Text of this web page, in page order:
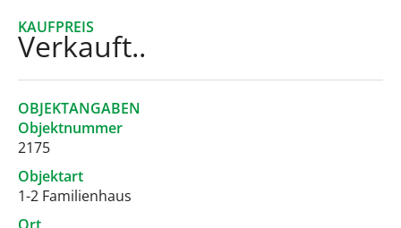
KAUFPREIS
Verkauft..
OBJEKTANGABEN
Objektnummer
2175
Objektart
1-2 Familienhaus